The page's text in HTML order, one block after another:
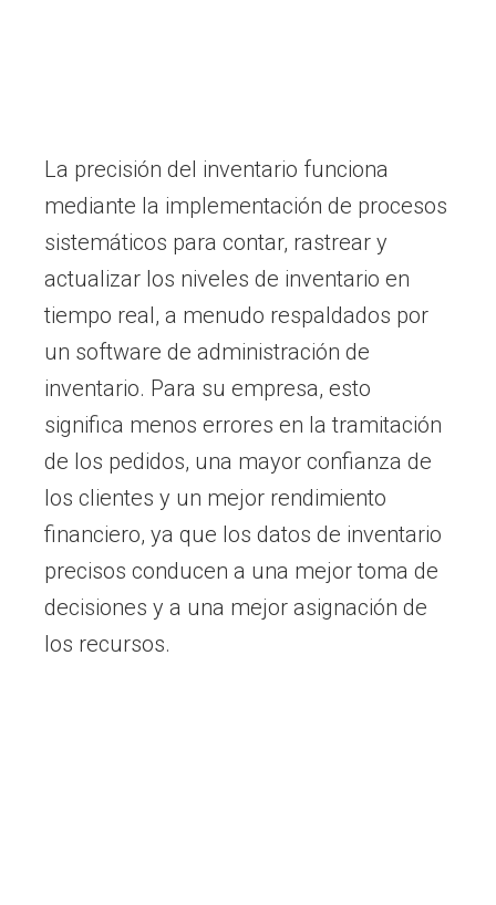
La precisión del inventario funciona
mediante la implementación de procesos
sistemáticos para contar, rastrear y
actualizar los niveles de inventario en
tiempo real, a menudo respaldados por
un software de administración de
inventario. Para su empresa, esto
significa menos errores en la tramitación
de los pedidos, una mayor confianza de
los clientes y un mejor rendimiento
financiero, ya que los datos de inventario
precisos conducen a una mejor toma de
decisiones y a una mejor asignación de
los recursos.